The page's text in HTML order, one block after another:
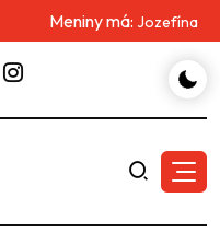
Meniny má: Jozefína